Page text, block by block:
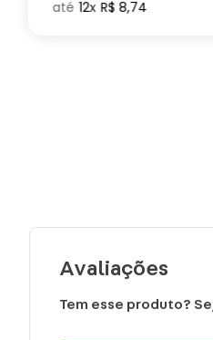
12 R$ 8,74
Avaliações
Tem esse produto?